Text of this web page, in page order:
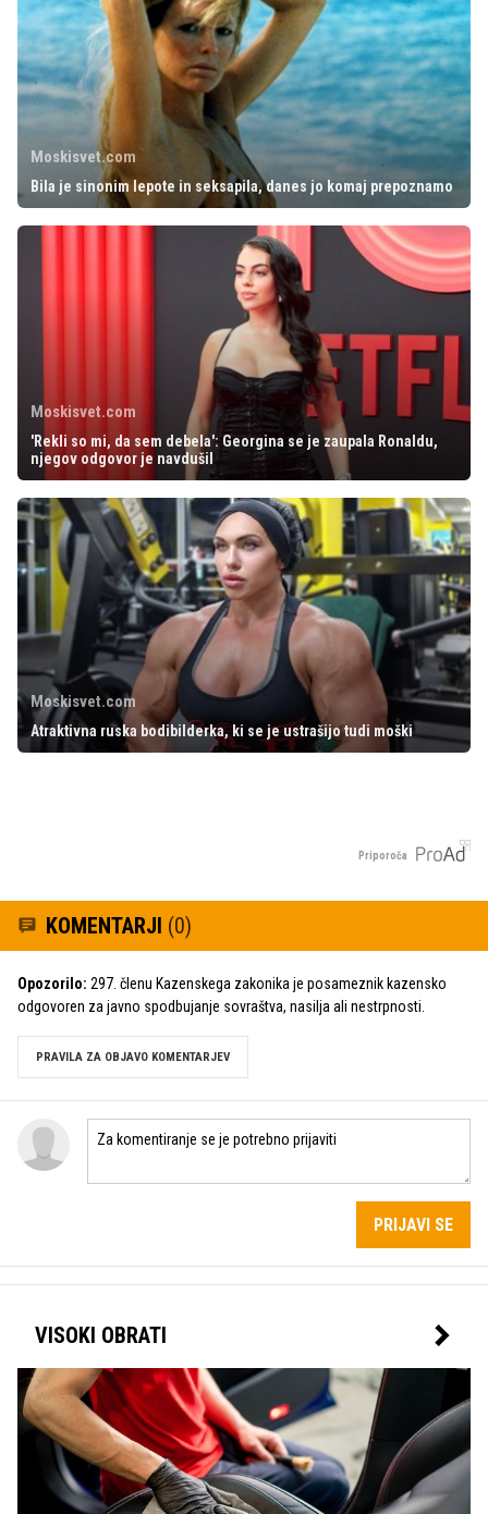
Moskisvet.com
Bila je sinonim lepote in seksapila, danes jo komaj prepoznamo
Moskisvet.com
'Rekli so mi, da sem debela': Georgina se je zaupala Ronaldu,
njegov odgovor je navdušil
Moskisvet.com
Atraktivna ruska bodibilderka, ki se je ustrašijo tudi moški
Priporoča
KOMENTARJI (0)
Opozorilo: 297. členu Kazenskega zakonika je posameznik kazensko
odgovoren za javno spodbujanje sovraštva, nasilja ali nestrpnosti.
PRAVILA ZA OBJAVO KOMENTARJEV
PRIJAVI SE
VISOKI OBRATI